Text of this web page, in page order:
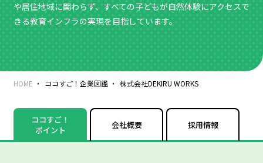
や居住地域に関わらず、すべての子どもが自然体験にアクセスで
きる教育インフラの実現を目指しています。
HOME ココすご！企業図鑑 株式会社DEKIRU WORKS
ココすご！
ポイント
会社概要 採用情報